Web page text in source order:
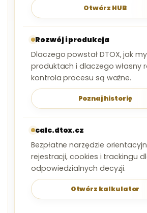
Otwórz HUB
Rozwój i produkcja
Dlaczego powstał DTOX, jak
produktach i dlaczego własny
kontrola procesu są ważne.
Poznaj historię
calc.dtox.cz
Bezpłatne narzędzie
rejestracji, cookies i trackingu
odpowiedzialnych decyzji.
Otwórz kalkulator